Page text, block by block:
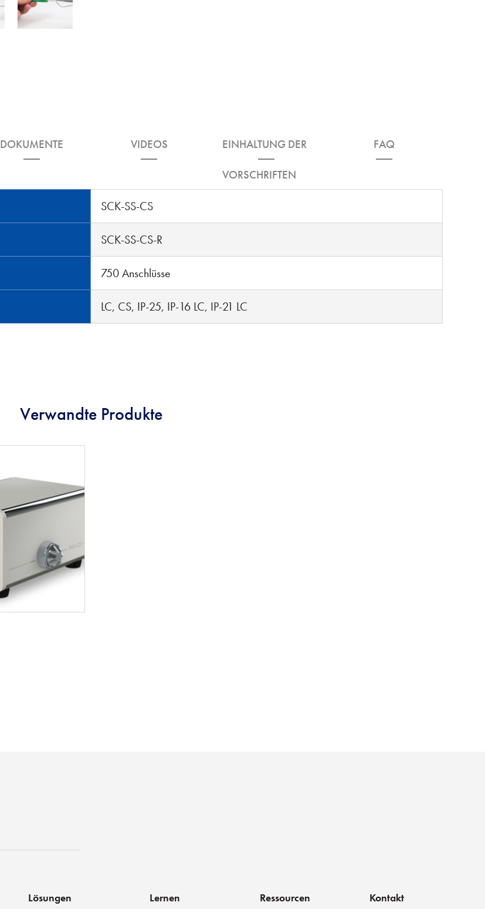
DOKUMENTE VIDEOS EINHALTUNG DER
VORSCHRIFTEN
FAQ
SCK-SS-CS
SCK-SS-CS-R
750 Anschlüsse
LC, CS, IP-25, IP-16 LC, IP-21 LC
Verwandte Produkte
Lösungen Lernen Ressourcen Kontakt